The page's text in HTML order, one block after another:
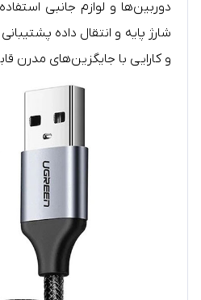
دوربین‌ها و لوازم جانبی
شارژ پایه و انتقال داده
و کارایی با جایگزین‌های مدرن